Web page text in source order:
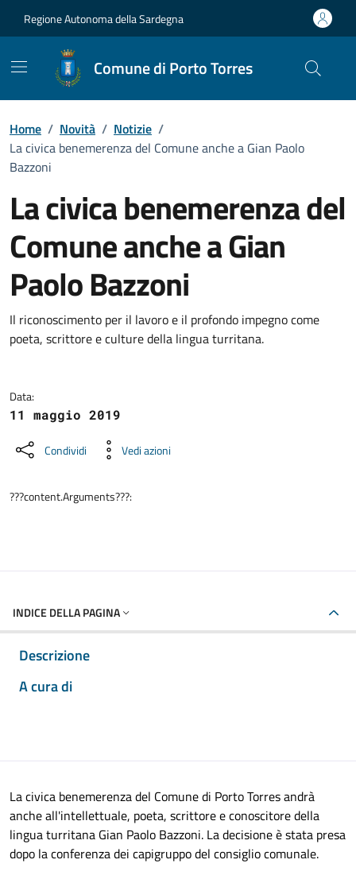
Regione Autonoma della Sardegna
Comune di Porto Torres
Home / Novità / Notizie /
La civica benemerenza del Comune anche a Gian Paolo
Bazzoni
La civica benemerenza del
Comune anche a Gian
Paolo Bazzoni
Dettagli della notizia
Il riconoscimento per il lavoro e il profondo impegno come
poeta, scrittore e culture della lingua turritana.
Data:
11 maggio 2019
Condividi Vedi azioni
???content.Arguments???:
INDICE DELLA PAGINA
Descrizione
A cura di
La civica benemerenza del Comune di Porto Torres andrà
anche all'intellettuale, poeta, scrittore e conoscitore della
lingua turritana Gian Paolo Bazzoni. La decisione è stata presa
dopo la conferenza dei capigruppodel consiglio comunale.